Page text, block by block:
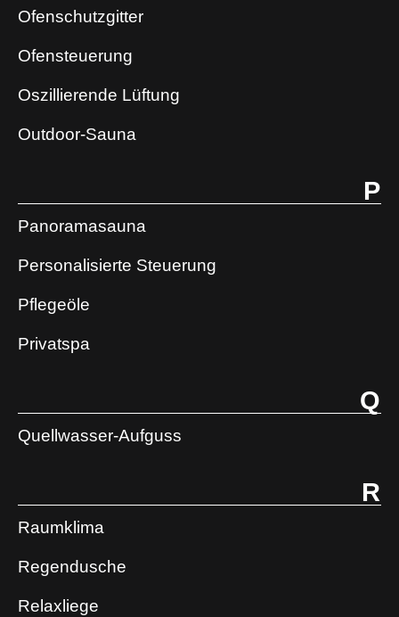
Ofenschutzgitter
Ofensteuerung
Oszillierende Lüftung
Outdoor-Sauna
P
Panoramasauna
Personalisierte Steuerung
Pflegeöle
Privatspa
Q
Quellwasser-Aufguss
R
Raumklima
Regendusche
Relaxliege